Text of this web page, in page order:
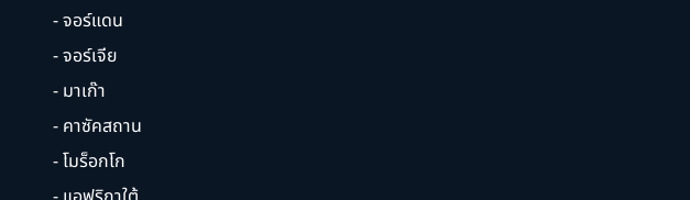
- จอร์แดน
- จอร์เจีย
- มาเก๊า
- คาซัคสถาน
- โมร็อกโก